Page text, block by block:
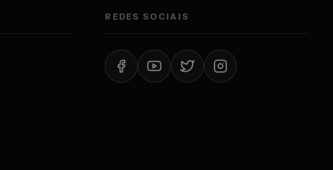
REDES SOCIAIS